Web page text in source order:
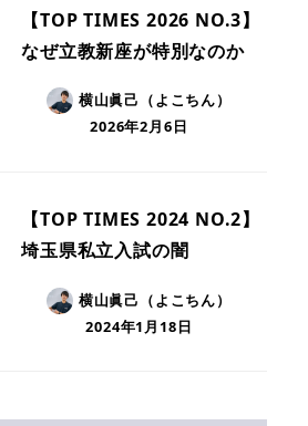
【TOP TIMES 2026 NO.3】
なぜ立教新座が特別なのか
横山眞己（よこちん）
2026年2月6日
【TOP TIMES 2024 NO.2】
埼玉県私立入試の闇
横山眞己（よこちん）
2024年1月18日